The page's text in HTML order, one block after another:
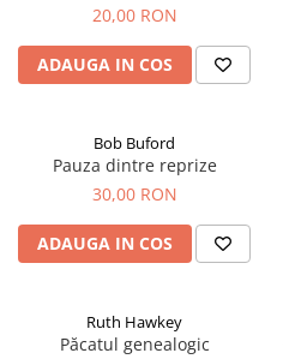
20,00 RON
ADAUGA IN COS
Bob Buford
Pauza dintre reprize
30,00 RON
ADAUGA IN COS
Ruth Hawkey
Păcatul genealogic